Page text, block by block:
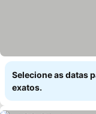
Selecione as datas
exatos.